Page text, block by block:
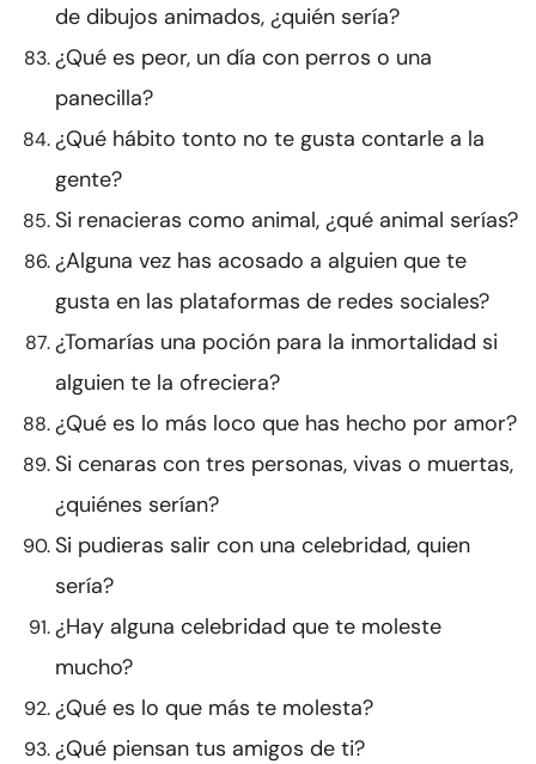
de dibujos animados, ¿quién sería?
¿Qué es peor, un día con perros o una
panecilla?
¿Qué hábito tonto no te gusta contarle a la
gente?
Si renacieras como animal, ¿qué animal serías?
¿Alguna vez has acosado a alguien que te
gusta en las plataformas de redes sociales?
¿Tomarías una poción para la inmortalidad si
alguien te la ofreciera?
¿Qué es lo más loco que has hecho por amor?
Si cenaras con tres personas, vivas o muertas,
¿quiénes serían?
Si pudieras salir con una celebridad, quien
sería?
¿Hay alguna celebridad que te moleste
mucho?
¿Qué es lo que más te molesta?
¿Qué piensan tus amigos de ti?